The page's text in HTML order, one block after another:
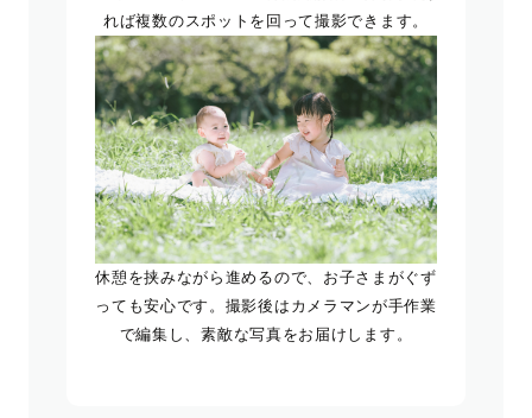
れば複数のスポットを回って撮影できます。
休憩を挟みながら進めるので、お子さまがぐず
っても安心です。撮影後はカメラマンが手作業
で編集し、素敵な写真をお届けします。